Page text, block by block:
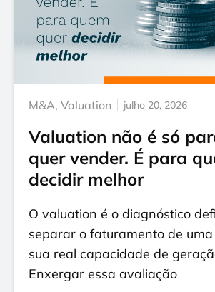
M&A, Valuation julho 20, 2026
Valuation não é só
quer vender. É para
decidir melhor
O valuation é o diagnóstico
separar o faturamento de
sua real capacidade de
Enxergar essa avaliação